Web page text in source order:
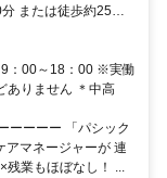
9：00～18：00 ※実働
ありません ＊中高
ーーーー 「パシック
アマネージャーが 連
業もほぼなし！ ...